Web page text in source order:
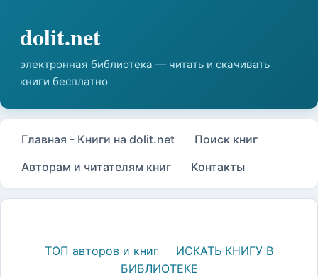
Главная - Книги на dolit.net
Поиск книг
Авторам и читателям книг
Контакты
ТОП авторов и книг
ИСКАТЬ КНИГУ В
БИБЛИОТЕКЕ